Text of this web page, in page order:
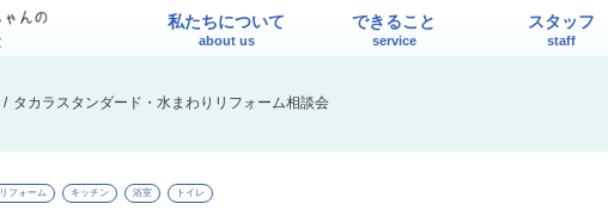
私たちについて
about us
できること
service
スタッフ
staff
/ タカラスタンダード・水まわりリフォーム相談会
リフォーム キッチン 浴室 トイレ